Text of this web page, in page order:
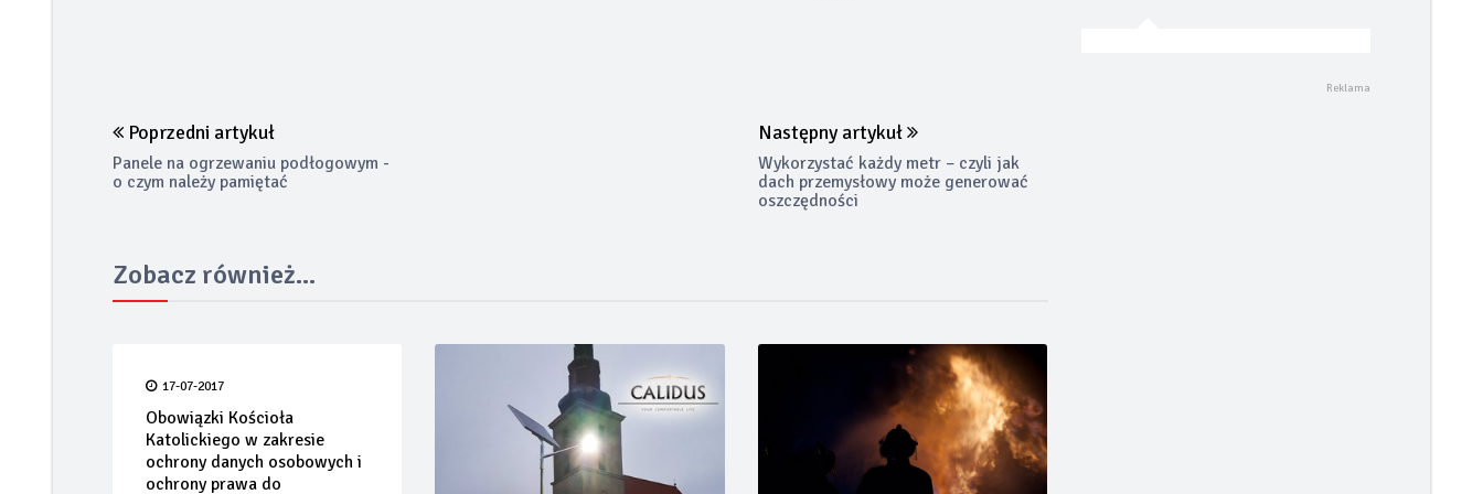
Poprzedni artykuł
Panele na ogrzewaniu podłogowym -
o czym należy pamiętać
Następny artykuł
Wykorzystać każdy metr – czyli jak
dach przemysłowy może generować
oszczędności
Zobacz również...
17-07-2017
Obowiązki Kościoła
Katolickiego w zakresie
ochrony danych osobowych i
ochrony prawa do